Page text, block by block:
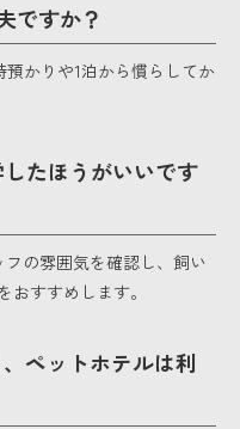
ですか？
かりや1泊から慣らしてか
たほうがいいです
の雰囲気を確認し、飼い
すすめします。
ペットホテルは利